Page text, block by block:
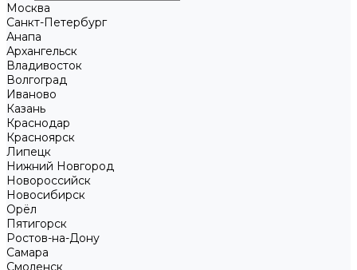
Москва
Санкт-Петербург
Анапа
Архангельск
Владивосток
Волгоград
Иваново
Казань
Краснодар
Красноярск
Липецк
Нижний Новгород
Новороссийск
Новосибирск
Орёл
Пятигорск
Ростов-на-Дону
Самара
Смоленск